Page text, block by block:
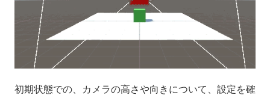
初期状態での、カメラの高さや向きについて、設定を確